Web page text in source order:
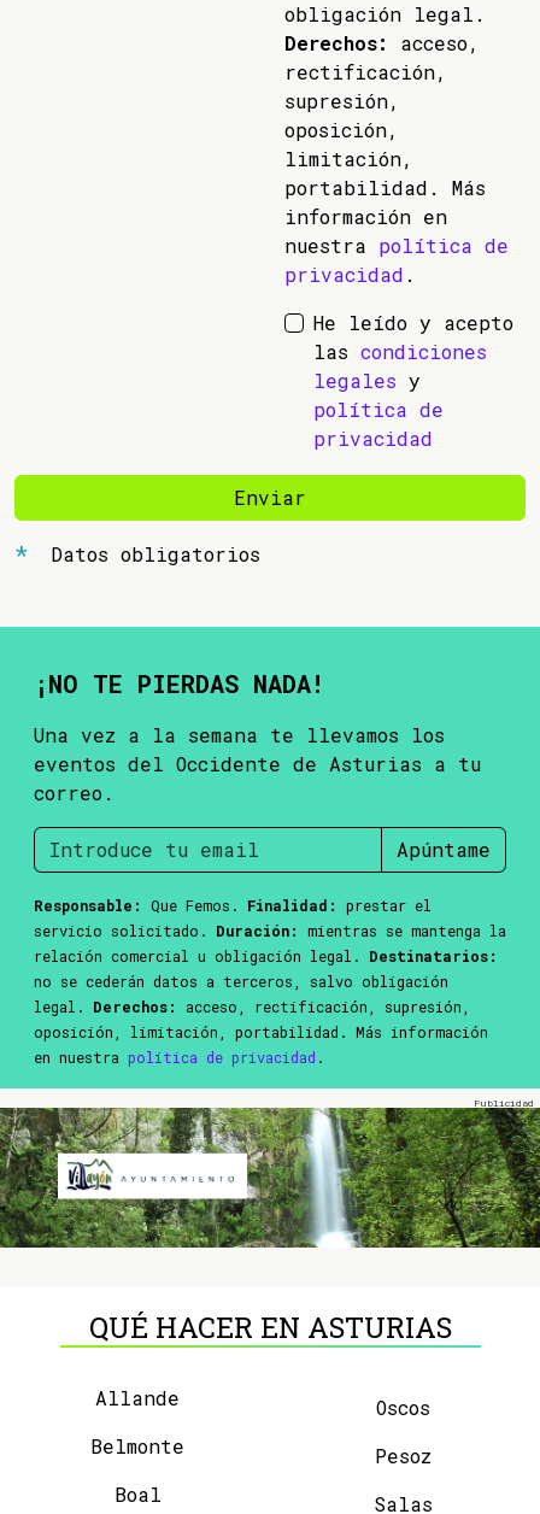
obligación legal.
Derechos:
acceso,
rectificación,
supresión,
oposición,
limitación,
portabilidad. Más
información en
nuestra política de
privacidad .
He leído y acepto
las condiciones
legales y
política de
privacidad
Enviar
Datos obligatorios
¡NO TE PIERDAS NADA!
Una vez a la semana te llevamos los
eventos del Occidente de Asturias a tu
correo.
Apúntame
Responsable: Que Femos. Finalidad:
prestar el
servicio solicitado. Duración:
mientras se mantenga la
relación comercial u obligación legal. Destinatarios:
no se cederán datos a terceros, salvo obligación
legal. Derechos:
acceso, rectificación, supresión,
oposición, limitación, portabilidad. Más información
en nuestra política de privacidad .
QUÉ HACER EN ASTURIAS
Allande
Belmonte
Boal
Oscos
Pesoz
Salas